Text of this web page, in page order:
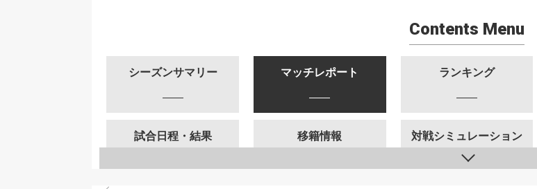
Contents Menu
シーズンサマリー マッチレポート ランキング
試合日程・結果 移籍情報 対戦シミュレーション